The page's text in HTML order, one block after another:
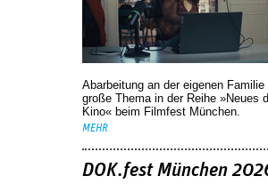
Abarbeitung an der eigenen Familie
große Thema in der Reihe »Neues
Kino« beim Filmfest München.
MEHR
DOK.fest München